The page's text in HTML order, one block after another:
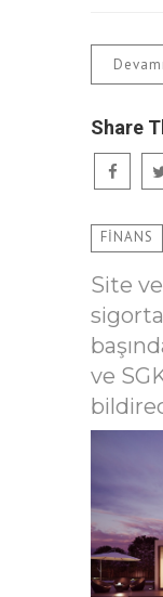
Share
FİNANS
Site
ve